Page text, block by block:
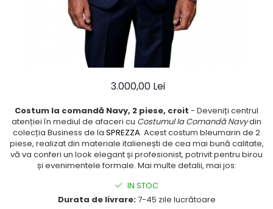
3.000,00 Lei
Costum la comandă Navy, 2 piese, croit - Deveniți centrul
atenției în mediul de afaceri cu Costumul la Comandă Navydin
colecția Business de la SPREZZA. Acest costum bleumarin de 2
piese, realizat din materiale italienești de cea mai bună calitate,
vă va conferi un look elegant și profesionist, potrivit pentru birou
și evenimentele formale. Mai multe detalii, mai jos:
IN STOC
Durata de livrare:7-45 zile lucrătoare